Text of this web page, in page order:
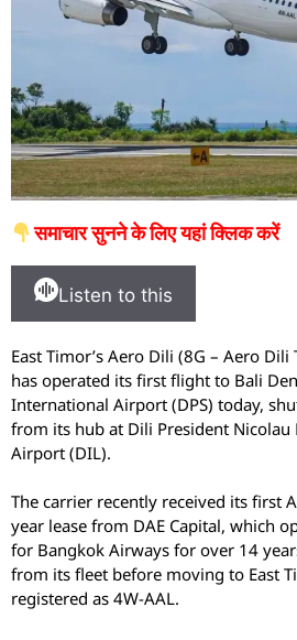
समाचार सुनने के लिए यहां क्लिक करें
Listen to this
East Timor’s Aero Dili (8G – Aero Dili
has operated its first flight to Bali
International Airport (DPS) today,
from its hub at Dili President
Airport (DIL).
The carrier recently received its first
year lease from DAE Capital, which
for Bangkok Airways for over 14
from its fleet before moving to East
registered as 4W-AAL.